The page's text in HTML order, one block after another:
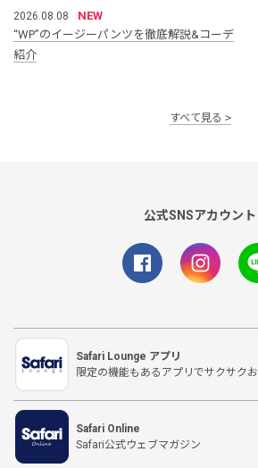
2026.08.08
NEW
“WP”のイージーパンツを徹底解説&コーデ
紹介
すべて見る
公式SNSアカウント
Safari Lounge アプリ
限定の機能もあるアプリでサクサク
Safari Online
Safari公式ウェブマガジン